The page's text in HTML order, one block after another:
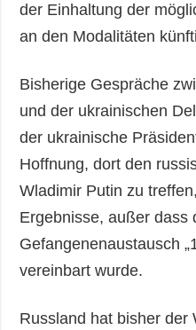
der Einhaltung der
an den Modalitäten
Bisherige Gespräche
und der ukrainischen
der ukrainische
Hoffnung, dort den
Wladimir Putin zu
Ergebnisse, außer dass
Gefangenenaustausch
vereinbart wurde.
Russland hat bisher der